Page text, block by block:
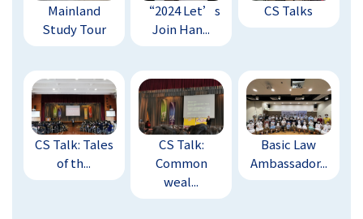
Mainland
Study Tour
“2024 Let’s
Join Han...
CS Talks
CS Talk: Tales
of th...
CS Talk:
Common
weal...
Basic Law
Ambassador...